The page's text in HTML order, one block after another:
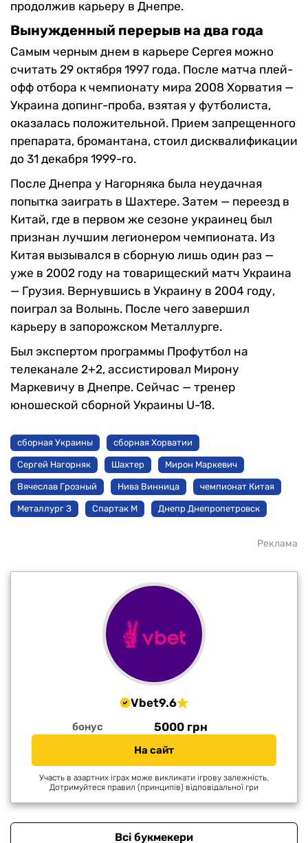
продолжив карьеру в Днепре.
Вынужденный перерыв на два года
Самым черным днем в карьере Сергея можно
считать 29 октября 1997 года. После матча плей-
офф отбора к чемпионату мира 2008 Хорватия —
Украина допинг-проба, взятая у футболиста,
оказалась положительной. Прием запрещенного
препарата, бромантана, стоил дисквалификации
до 31 декабря 1999-го.
После Днепра у Нагорняка была неудачная
попытка заиграть в Шахтере. Затем — переезд в
Китай, где в первом же сезоне украинец был
признан лучшим легионером чемпионата. Из
Китая вызывался в сборную лишь один раз —
уже в 2002 году на товарищеский матч Украина
— Грузия. Вернувшись в Украину в 2004 году,
поиграл за Волынь. После чего завершил
карьеру в запорожском Металлурге.
Был экспертом программы Профутбол на
телеканале 2+2, ассистировал Мирону
Маркевичу в Днепре. Сейчас — тренер
юношеской сборной Украины U-18.
сборная Украины сборная Хорватии
Сергей Нагорняк Шахтер Мирон Маркевич
Вячеслав Грозный Нива Винница чемпионат Китая
Металлург З Спартак М Днепр Днепропетровск
Реклама
Vbet9.6
бонус 5000 грн
На сайт
Участь в азартних іграх може викликати ігрову залежність.
Дотримуйтеся правил (принципів) відповідальної гри
Всі букмекери